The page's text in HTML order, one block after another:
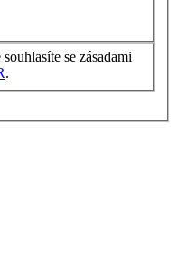
se zásadami
.